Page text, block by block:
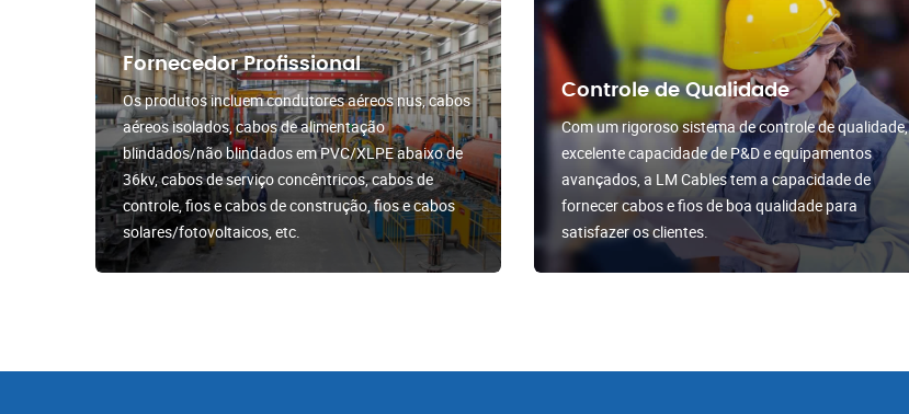
Fornecedor Profissional
Os produtos incluem condutores aéreos nus, cabos
aéreos isolados, cabos de alimentação
blindados/não blindados em PVC/XLPE abaixo de
36kv, cabos de serviço concêntricos, cabos de
controle, fios e cabos de construção, fios e cabos
solares/fotovoltaicos, etc.
Controle de Qualidade
Com um rigoroso sistema de controle de qualidade,
excelente capacidade de P&D e equipamentos
avançados, a LM Cables tem a capacidade de
fornecer cabos e fios de boa qualidade para
satisfazer os clientes.